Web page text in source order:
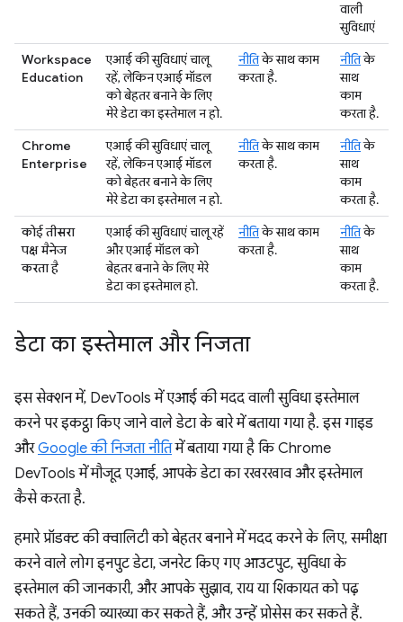
वाली
सुविधाएं
Workspace
Education
एआई की सुविधाएं चालू
रहें, लेकिन एआई मॉडल
को बेहतर बनाने के लिए
मेरे डेटा का इस्तेमाल न हो.
नीतिके साथ काम
करता है.
नीतिके
साथ
काम
करता है.
Chrome
Enterprise
एआई की सुविधाएं चालू
रहें, लेकिन एआई मॉडल
को बेहतर बनाने के लिए
मेरे डेटा का इस्तेमाल न हो.
नीतिके साथ काम
करता है.
नीतिके
साथ
काम
करता है.
कोई तीसरा
पक्ष मैनेज
करता है
एआई की सुविधाएं चालू रहें
और एआई मॉडल को
बेहतर बनाने के लिए मेरे
डेटा का इस्तेमाल हो.
नीतिके साथ काम
करता है.
नीतिके
साथ
काम
करता है.
डेटा का इस्तेमाल और निजता
इस सेक्शन में, DevTools में एआई की मदद वाली सुविधा इस्तेमाल
करने पर इकट्ठा किए जाने वाले डेटा के बारे में बताया गया है. इस गाइड
औरGoogle की निजता नीतिमें बताया गया है कि Chrome
DevTools में मौजूद एआई, आपके डेटा का रखरखाव और इस्तेमाल
कैसे करता है.
हमारे प्रॉडक्ट की क्वालिटी को बेहतर बनाने में मदद करने के लिए, समीक्षा
करने वाले लोग इनपुट डेटा, जनरेट किए गए आउटपुट, सुविधा के
इस्तेमाल की जानकारी, और आपके सुझाव, राय या शिकायत को पढ़
सकते हैं, उनकी व्याख्या कर सकते हैं, और उन्हें प्रोसेस कर सकते हैं.